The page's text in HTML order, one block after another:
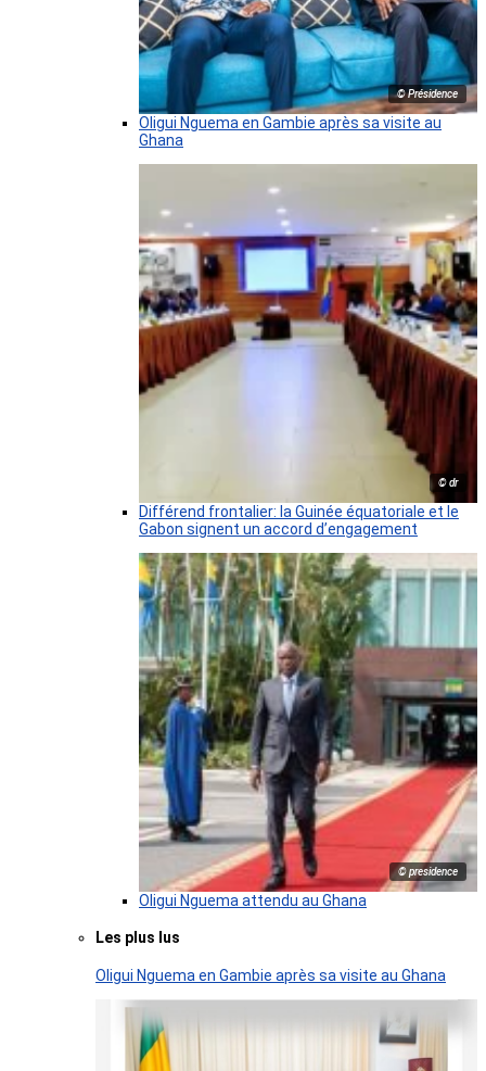
© Présidence
Oligui Nguema en Gambie après sa visite au
Ghana
© dr
Différend frontalier: la Guinée équatoriale et le
Gabon signent un accord d’engagement
© presidence
Oligui Nguema attendu au Ghana
Les plus lus
Oligui Nguema en Gambie après sa visite au Ghana